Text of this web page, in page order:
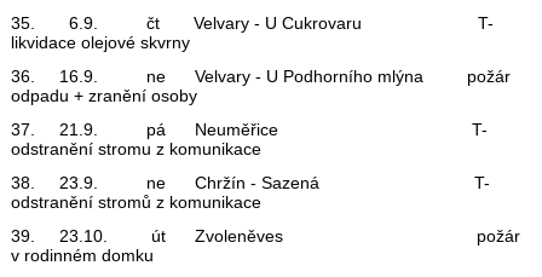
35. 6.9. čt Velvary - U Cukrovaru T-
likvidace olejové skvrny
36. 16.9. ne Velvary - U Podhorního mlýna požár
odpadu + zranění osoby
37. 21.9. pá Neuměřice T-
odstranění stromu z komunikace
38. 23.9. ne Chržín - Sazená T-
odstranění stromů z komunikace
39. 23.10. út Zvoleněves požár
v rodinném domku